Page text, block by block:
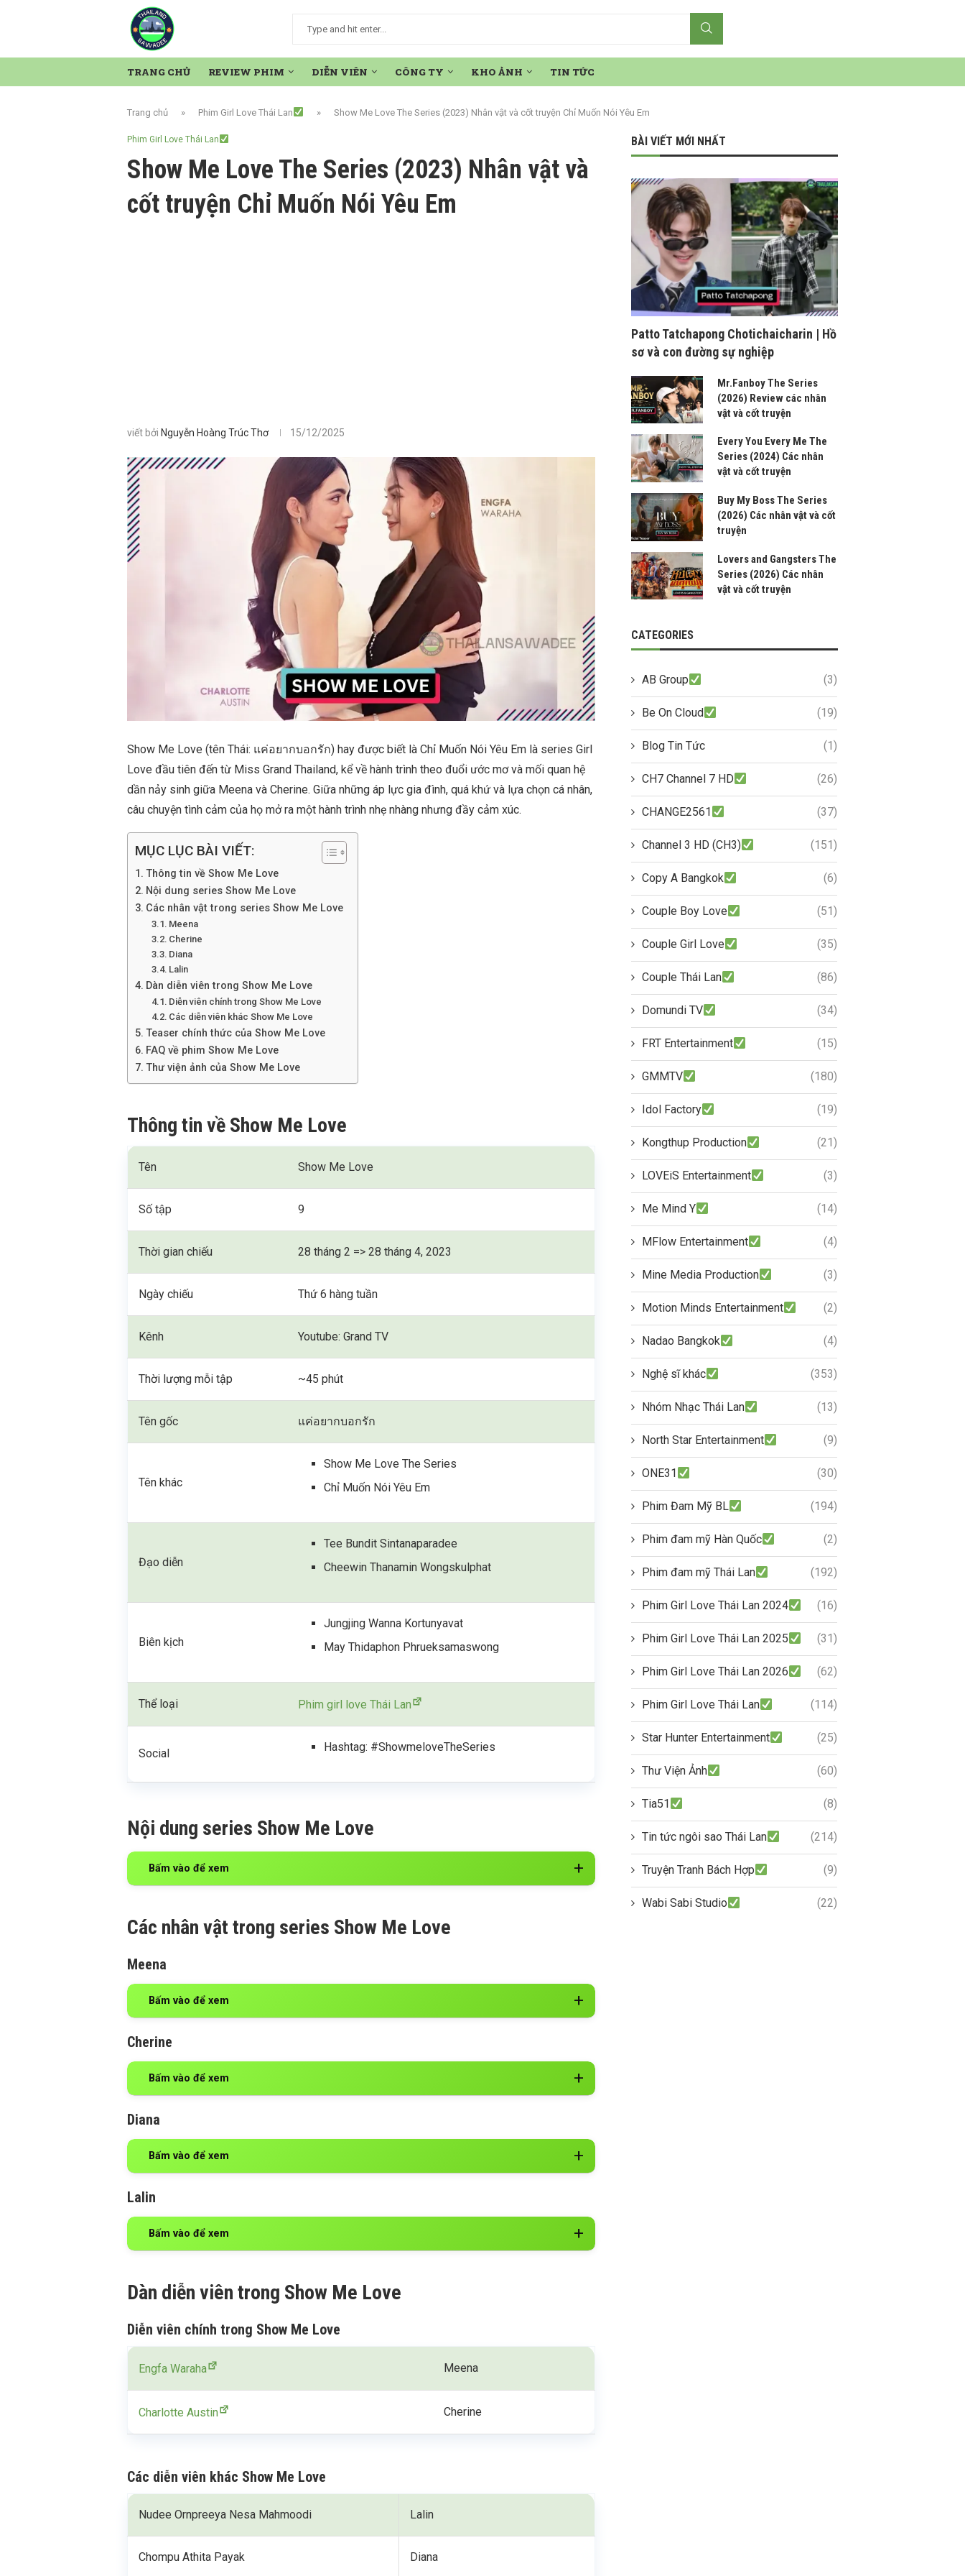
TRANG CHỦ REVIEW PHIM DIỄN VIÊN CÔNG TY KHO ẢNH TIN TỨC
Trang chủ » Phim Girl Love Thái Lan » Show Me Love The Series (2023) Nhân vật và cốt truyện Chỉ Muốn Nói Yêu Em
Phim Girl Love Thái Lan
Show Me Love The Series (2023) Nhân vật và
cốt truyện Chỉ Muốn Nói Yêu Em
viết bởi Nguyễn Hoàng Trúc Thơ 15/12/2025
Show Me Love (tên Thái: แค่อยากบอกรัก) hay được biết là Chỉ Muốn Nói Yêu Em là series Girl
Love đầu tiên đến từ Miss Grand Thailand, kể về hành trình theo đuổi ước mơ và mối quan hệ
dần nảy sinh giữa Meena và Cherine. Giữa những áp lực gia đình, quá khứ và lựa chọn cá nhân,
câu chuyện tình cảm của họ mở ra một hành trình nhẹ nhàng nhưng đầy cảm xúc.
MỤC LỤC BÀI VIẾT:
Thông tin về Show Me Love
Nội dung series Show Me Love
Các nhân vật trong series Show Me Love
Meena
Cherine
Diana
Lalin
Dàn diễn viên trong Show Me Love
Diễn viên chính trong Show Me Love
Các diễn viên khác Show Me Love
Teaser chính thức của Show Me Love
FAQ về phim Show Me Love
Thư viện ảnh của Show Me Love
Thông tin về Show Me Love
Tên Show Me Love
Số tập 9
Thời gian chiếu 28 tháng 2 => 28 tháng 4, 2023
Ngày chiếu Thứ 6 hàng tuần
Kênh Youtube: Grand TV
Thời lượng mỗi tập ~45 phút
Tên gốc แค่อยากบอกรัก
Tên khác
Show Me Love The Series
Chỉ Muốn Nói Yêu Em
Đạo diễn
Tee Bundit Sintanaparadee
Cheewin Thanamin Wongskulphat
Biên kịch
Jungjing Wanna Kortunyavat
May Thidaphon Phrueksamaswong
Thể loại Phim girl love Thái Lan
Social Hashtag: #ShowmeloveTheSeries
Nội dung series Show Me Love
Bấm vào để xem
Các nhân vật trong series Show Me Love
Meena
Bấm vào để xem
Cherine
Bấm vào để xem
Diana
Bấm vào để xem
Lalin
Bấm vào để xem
Dàn diễn viên trong Show Me Love
Diễn viên chính trong Show Me Love
Engfa Waraha Meena
Charlotte Austin Cherine
Các diễn viên khác Show Me Love
Nudee Ornpreeya Nesa Mahmoodi Lalin
Chompu Athita Payak Diana
BÀI VIẾT MỚI NHẤT
Patto Tatchapong Chotichaicharin | Hồ
sơ và con đường sự nghiệp
Mr.Fanboy The Series
(2026) Review các nhân
vật và cốt truyện
Every You Every Me The
Series (2024) Các nhân
vật và cốt truyện
Buy My Boss The Series
(2026) Các nhân vật và cốt
truyện
Lovers and Gangsters The
Series (2026) Các nhân
vật và cốt truyện
CATEGORIES
AB Group (3)
Be On Cloud (19)
Blog Tin Tức (1)
CH7 Channel 7 HD (26)
CHANGE2561 (37)
Channel 3 HD (CH3) (151)
Copy A Bangkok (6)
Couple Boy Love (51)
Couple Girl Love (35)
Couple Thái Lan (86)
Domundi TV (34)
FRT Entertainment (15)
GMMTV (180)
Idol Factory (19)
Kongthup Production (21)
LOVEiS Entertainment (3)
Me Mind Y (14)
MFlow Entertainment (4)
Mine Media Production (3)
Motion Minds Entertainment (2)
Nadao Bangkok (4)
Nghệ sĩ khác (353)
Nhóm Nhạc Thái Lan (13)
North Star Entertainment (9)
ONE31 (30)
Phim Đam Mỹ BL (194)
Phim đam mỹ Hàn Quốc (2)
Phim đam mỹ Thái Lan (192)
Phim Girl Love Thái Lan 2024 (16)
Phim Girl Love Thái Lan 2025 (31)
Phim Girl Love Thái Lan 2026 (62)
Phim Girl Love Thái Lan (114)
Star Hunter Entertainment (25)
Thư Viện Ảnh (60)
Tia51 (8)
Tin tức ngôi sao Thái Lan (214)
Truyện Tranh Bách Hợp (9)
Wabi Sabi Studio (22)